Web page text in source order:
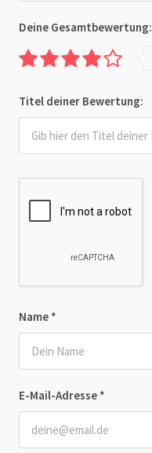
Name *
E-Mail-Adresse *
Deine Gesamtbewertung:
Titel deiner Bewertung: